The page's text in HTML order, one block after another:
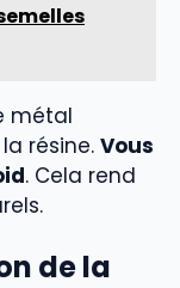
métal
résine. Vous
. Cela rend
de la